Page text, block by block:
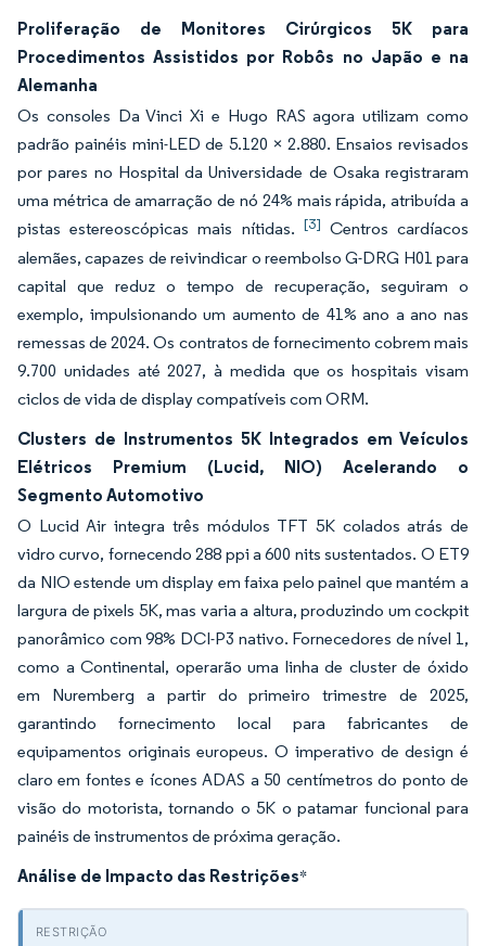
Proliferação de Monitores Cirúrgicos 5K para
Procedimentos Assistidos por Robôs no Japão e na
Alemanha
Os consoles Da Vinci Xi e Hugo RAS agora utilizam como
padrão painéis mini-LED de 5.120 × 2.880. Ensaios revisados
por pares no Hospital da Universidade de Osaka registraram
uma métrica de amarração de nó 24% mais rápida, atribuída a
pistas estereoscópicas mais nítidas. [3] Centros cardíacos
alemães, capazes de reivindicar o reembolso G-DRG H01 para
capital que reduz o tempo de recuperação, seguiram o
exemplo, impulsionando um aumento de 41% ano a ano nas
remessas de 2024. Os contratos de fornecimento cobrem mais
9.700 unidades até 2027, à medida que os hospitais visam
ciclos de vida de display compatíveis com ORM.
Clusters de Instrumentos 5K Integrados em Veículos
Elétricos Premium (Lucid, NIO) Acelerando o
Segmento Automotivo
O Lucid Air integra três módulos TFT 5K colados atrás de
vidro curvo, fornecendo 288 ppi a 600 nits sustentados. O ET9
da NIO estende um display em faixa pelo painel que mantém a
largura de pixels 5K, mas varia a altura, produzindo um cockpit
panorâmico com 98% DCI-P3 nativo. Fornecedores de nível 1,
como a Continental, operarão uma linha de cluster de óxido
em Nuremberg a partir do primeiro trimestre de 2025,
garantindo fornecimento local para fabricantes de
equipamentos originais europeus. O imperativo de design é
claro em fontes e ícones ADAS a 50 centímetros do ponto de
visão do motorista, tornando o 5K o patamar funcional para
painéis de instrumentos de próxima geração.
Análise de Impacto das Restrições*